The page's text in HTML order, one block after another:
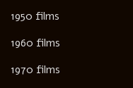
1950 films
1960 films
1970 films